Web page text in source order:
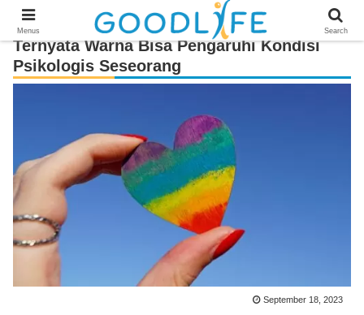
Ternyata Warna Bisa Pengaruhi Kondisi
Psikologis Seseorang
September 18, 2023
Menus Search